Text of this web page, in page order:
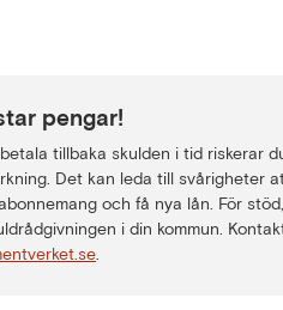
pengar!
tillbaka skulden i tid riskerar
Det kan leda till svårigheter
och få nya lån. För
i din kommun.